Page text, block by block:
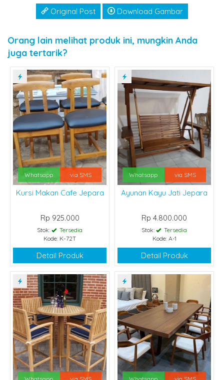
Original Post Download Gambar
Orang lain melihat produk ini, mungkin Anda
juga tertarik?
Whatsapp via SMS
Kursi Makan Cafe Jepara
Rp 925.000
Stok:
Tersedia
Kode: K-72T
Detail Produk
Whatsapp via SMS
Ayunan Kayu Jati Jepara
Rp 4.800.000
Stok:
Tersedia
Kode: A-1
Detail Produk